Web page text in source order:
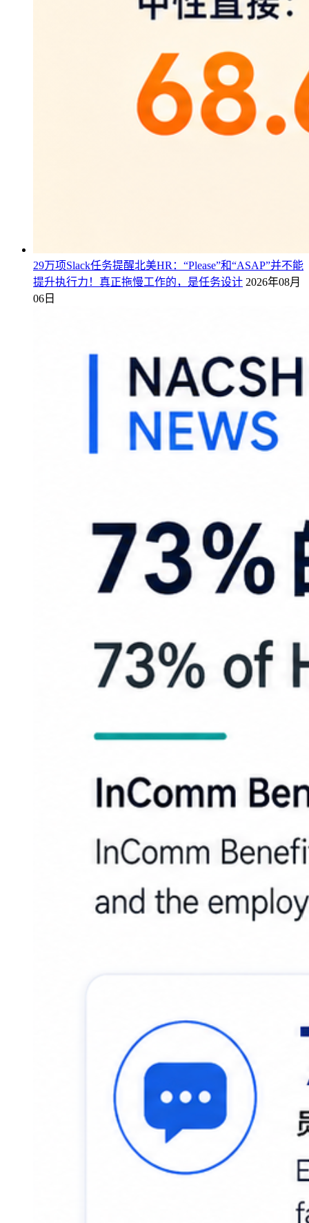
29万项Slack任务提醒北美HR：“Please”和“ASAP”并不能
提升执行力！真正拖慢工作的，是任务设计 2026年08月
06日